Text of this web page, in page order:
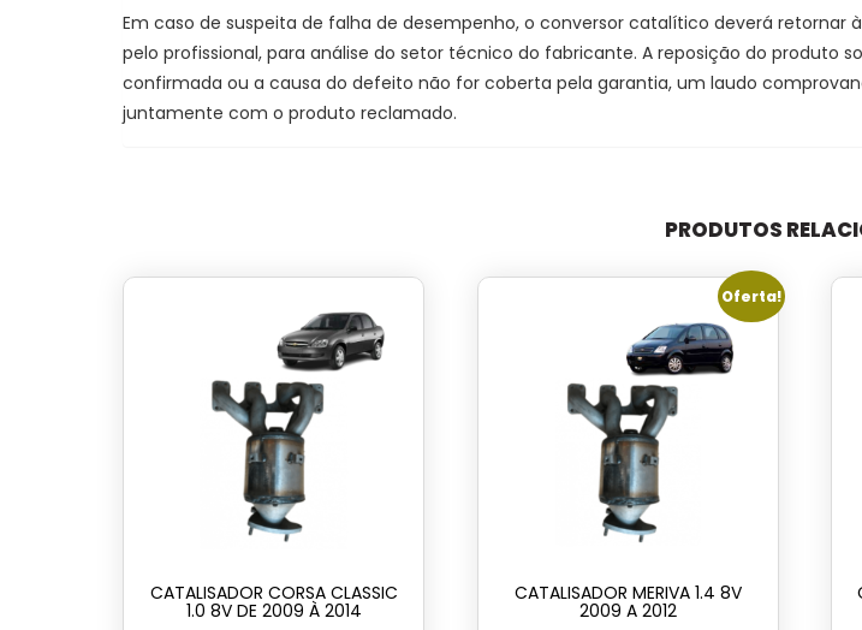
Em caso de suspeita de falha de desempenho, o conversor catalítico deverá
pelo profissional, para análise do setor técnico do fabricante. A reposição do
confirmada ou a causa do defeito não for coberta pela garantia, um laudo
juntamente com o produto reclamado.
PRODUTOS
CATALISADOR CORSA CLASSIC
1.0 8V DE 2009 À 2014
Oferta!
CATALISADOR MERIVA 1.4 8V
2009 A 2012